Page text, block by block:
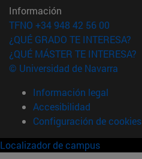
Información
TFNO +34 948 42 56 00
¿QUÉ GRADO TE INTERESA?
¿QUÉ MÁSTER TE INTERESA?
© Universidad de Navarra
Información legal
Accesibilidad
Configuración de cookies
Localizador de campus